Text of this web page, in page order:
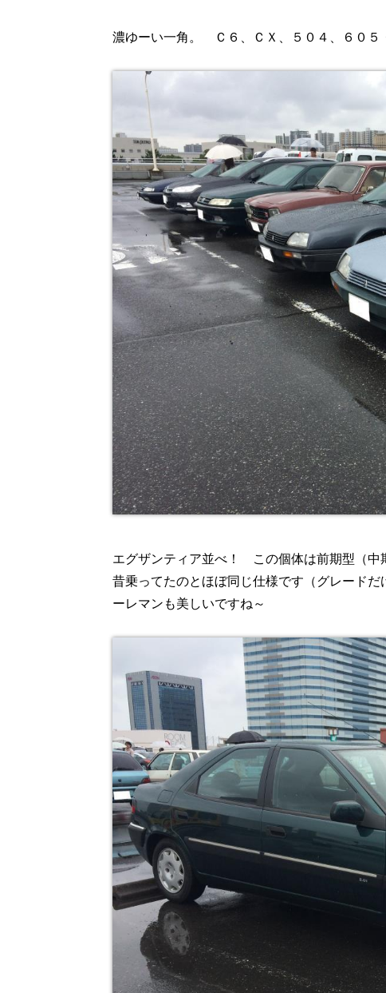
濃ゆーい一角。 Ｃ６、ＣＸ、５０４、６０５
エグザンティア並べ！ この個体は前期型（中
昔乗ってたのとほぼ同じ仕様です（グレード
ーレマンも美しいですね～